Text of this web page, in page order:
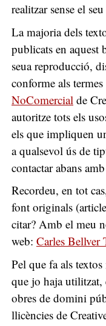
realitzar sense el
La majoria dels
publicats en aquest
seua reproducció,
conforme als
NoComercial de
autoritze tots els
els que impliquen
a qualsevol ús de
contactar abans
Recordeu, en tot
font originals
citar? Amb el meu
web: Carles Bellver
Pel que fa als
que jo haja utilitzat,
obres de domini
llicències de